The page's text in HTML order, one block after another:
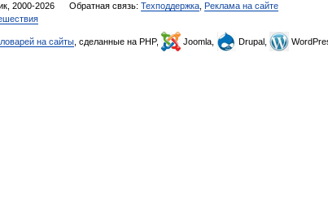
2000-2026 Обратная связь: Техподдержка Реклама на сайте
на сайты , сделанные на PHP, Joomla, Drupal,